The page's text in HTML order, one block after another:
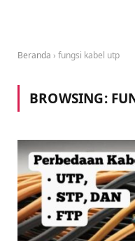
Beranda › fungsi kabel utp
BROWSING: